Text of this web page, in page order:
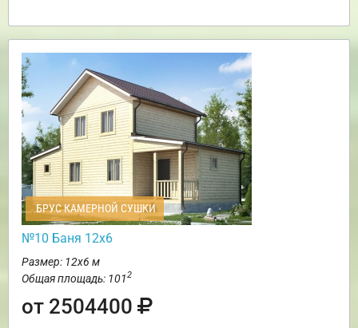
БРУС КАМЕРНОЙ СУШКИ
№10 Баня 12х6
Размер: 12х6 м
Общая площадь: 1012
от 2504400